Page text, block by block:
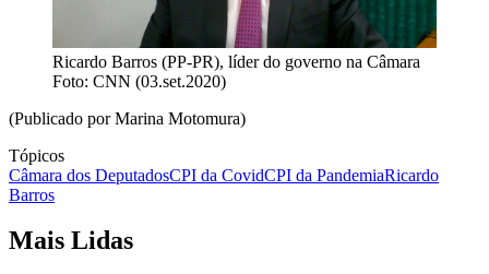
Ricardo Barros (PP-PR), líder do governo na Câmara
Foto: CNN (03.set.2020)
(Publicado por Marina Motomura)
Tópicos
Câmara dos DeputadosCPI da CovidCPI da PandemiaRicardo
Barros
Mais Lidas